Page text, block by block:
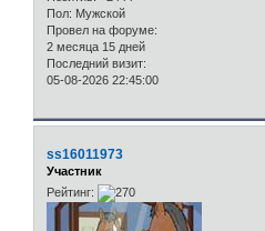
Пол: Мужской
Провел на форуме:
2 месяца 15 дней
Последний визит:
05-08-2026 22:45:00
ss16011973
Участник
Рейтинг: